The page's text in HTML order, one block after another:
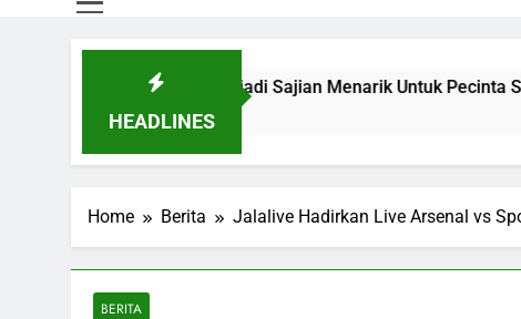
HEADLINES
Menjadi Sajian Menarik Untuk Pecinta Sepak Bola
Home Berita Jalalive Hadirkan Live Arsenal vs
BERITA